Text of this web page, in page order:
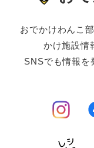
おでかけわんこ
かけ施設情
SNSでも情報を